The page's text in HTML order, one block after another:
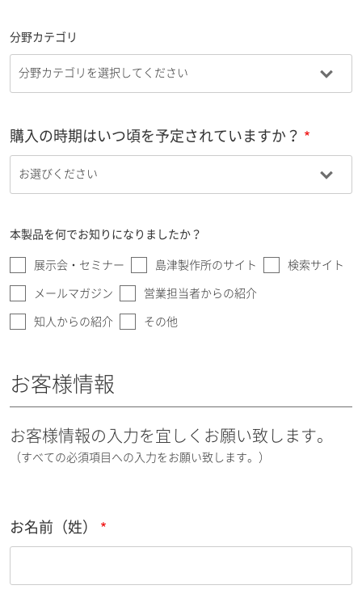
分野カテゴリ
購入の時期はいつ頃を予定されていますか？
本製品を何でお知りになりましたか？
展示会・セミナー 島津製作所のサイト 検索サイト
メールマガジン 営業担当者からの紹介
知人からの紹介 その他
お客様情報
お客様情報の入力を宜しくお願い致します。
（すべての必須項目への入力をお願い致します。）
お名前（姓）